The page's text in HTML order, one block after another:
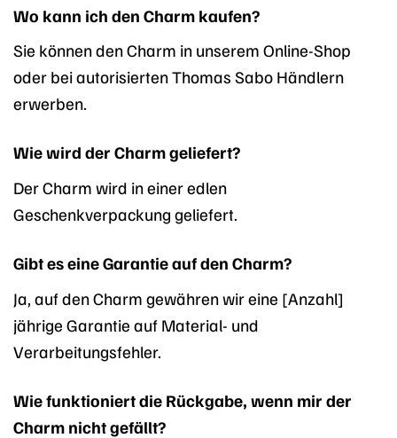
Wo kann ich den Charm kaufen?
Sie können den Charm in unserem Online-Shop
oder bei autorisierten Thomas Sabo Händlern
erwerben.
Wie wird der Charm geliefert?
Der Charm wird in einer edlen
Geschenkverpackung geliefert.
Gibt es eine Garantie auf den Charm?
Ja, auf den Charm gewähren wir eine [Anzahl]
jährige Garantie auf Material- und
Verarbeitungsfehler.
Wie funktioniert die Rückgabe, wenn mir der
Charm nicht gefällt?